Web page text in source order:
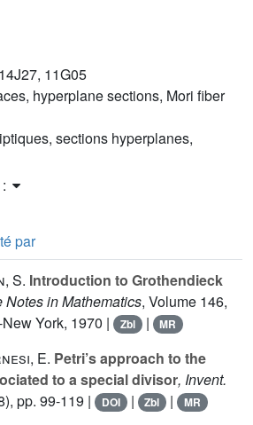
11G05
hyperplane sections, Mori fiber
sections hyperplanes,
par
S. Introduction to Grothendieck
Notes in Mathematics, Volume 146,
York, 1970 |
Zbl | MR
E. Petri’s approach to the
to a special divisor, Invent.
pp. 99-119 | DOI | Zbl | MR